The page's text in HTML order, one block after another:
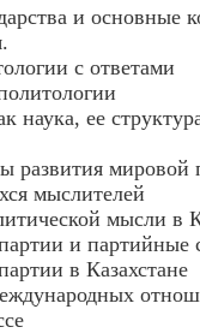
и основные
с ответами
наука, ее
развития мировой
мыслителей
мысли в
и партийные
в Казахстане